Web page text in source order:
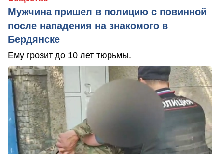
Мужчина пришел в полицию с повинной
после нападения на знакомого в
Бердянске
Ему грозит до 10 лет тюрьмы.